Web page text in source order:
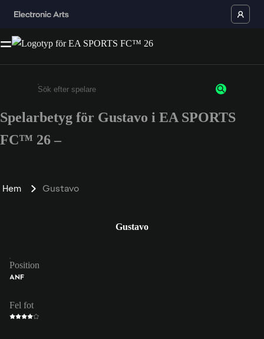
Ange minst 3 tecken eller siffror
Spelarbetyg för Gustavo i EA SPORTS
FC™ 26 –
Hem Gustavo
Gustavo
Position
ANF
Fel fot